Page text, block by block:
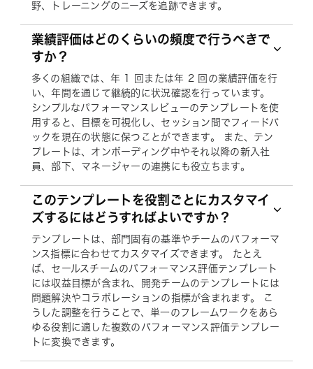
野、トレーニングのニーズを追跡できます。
業績評価はどのくらいの頻度で行うべきで
すか？
多くの組織では、年 1 回または年 2 回の業績評価を行
い、年間を通じて継続的に状況確認を行っています。
シンプルなパフォーマンスレビューのテンプレートを使
用すると、目標を可視化し、セッション間でフィードバ
ックを現在の状態に保つことができます。 また、テン
プレートは、オンボーディング中やそれ以降の新入社
員、部下、マネージャーの連携にも役立ちます。
このテンプレートを役割ごとにカスタマイ
ズするにはどうすればよいですか？
テンプレートは、部門固有の基準やチームのパフォーマ
ンス指標に合わせてカスタマイズできます。 たとえ
ば、セールスチームのパフォーマンス評価テンプレート
には収益目標が含まれ、開発チームのテンプレートには
問題解決やコラボレーションの指標が含まれます。 こ
うした調整を行うことで、単一のフレームワークをあら
ゆる役割に適した複数のパフォーマンス評価テンプレー
トに変換できます。